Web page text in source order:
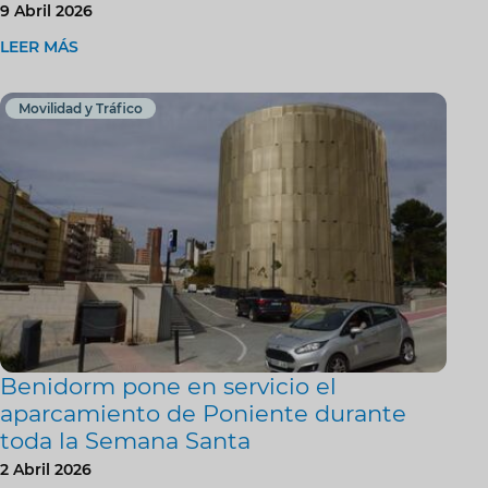
9 Abril 2026
LEER MÁS
Movilidad y Tráfico
Benidorm pone en servicio el
aparcamiento de Poniente durante
toda la Semana Santa
2 Abril 2026